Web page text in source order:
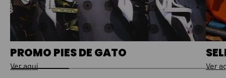
PROMO PIES DE GATO
Ver aquí Ver